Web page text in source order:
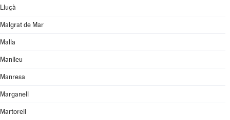
Lluçà
Malgrat de Mar
Malla
Manlleu
Manresa
Marganell
Martorell